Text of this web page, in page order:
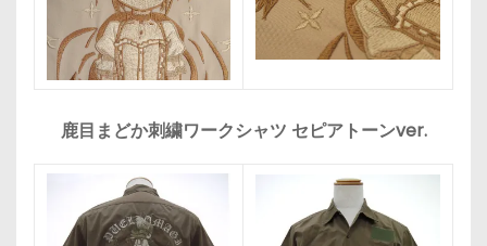
鹿目まどか刺繍ワークシャツ セピアトーンver.